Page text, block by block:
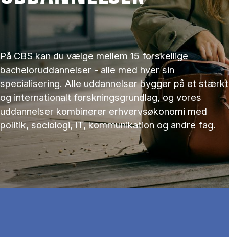
På CBS kan du vælge mellem 15 forskellige
bacheloruddannelser - alle med hver sin
specialisering. Alle uddannelser bygger på et stærkt
og internationalt forskningsgrundlag, og vores
uddannelser kombinerer erhvervsøkonomi med
politik, sociologi, IT, kommunikation og andre fag.